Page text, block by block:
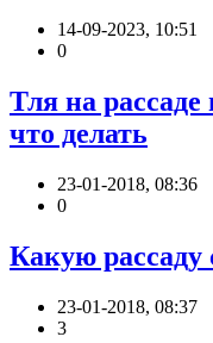
14-09-2023, 10:51
0
Тля на
что делать
23-01-2018, 08:36
0
Какую рассаду
23-01-2018, 08:37
3